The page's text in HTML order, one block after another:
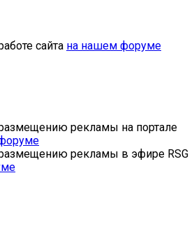
сайта на нашем форуме
рекламы на портале
рекламы в эфире RSG